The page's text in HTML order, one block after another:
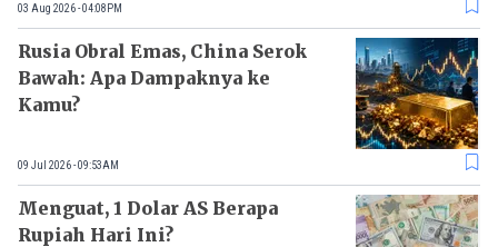
03 Aug 2026 - 04:08PM
Rusia Obral Emas, China Serok
Bawah: Apa Dampaknya ke
Kamu?
09 Jul 2026 - 09:53AM
Menguat, 1 Dolar AS Berapa
Rupiah Hari Ini?